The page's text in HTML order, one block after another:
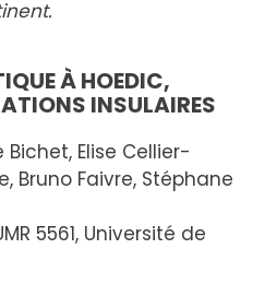
À HOEDIC,
INSULAIRES
Elise Cellier-
Bruno Faivre, Stéphane
5561, Université de